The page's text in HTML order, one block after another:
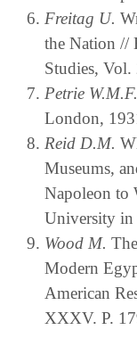
Freitag U.
the Nation //
Studies, Vol.
Petrie W.M.F.
London,
Reid D.M.
Museums,
Napoleon to
University in
Wood M.
Modern
American
XXXV. P.